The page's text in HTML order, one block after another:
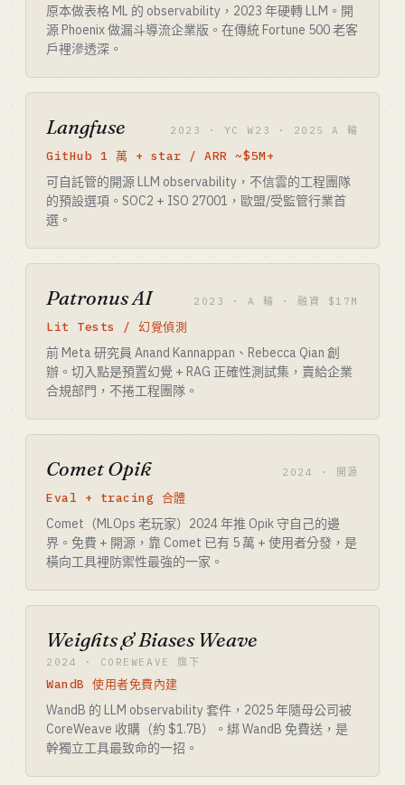
原本做表格 ML 的 observability，2023 年硬轉 LLM。開
源 Phoenix 做漏斗導流企業版。在傳統 Fortune 500 老客
戶裡滲透深。
Langfuse 2023 · YC W23 · 2025 A 輪
GitHub 1 萬 + star / ARR ~$5M+
可自託管的開源 LLM observability，不信雲的工程團隊
的預設選項。SOC2 + ISO 27001，歐盟/受監管行業首
選。
Patronus AI 2023 · A 輪 · 融資 $17M
Lit Tests / 幻覺偵測
前 Meta 研究員 Anand Kannappan、Rebecca Qian 創
辦。切入點是預置幻覺 + RAG 正確性測試集，賣給企業
合規部門，不捲工程團隊。
Comet Opik 2024 · 開源
Eval + tracing 合體
Comet（MLOps 老玩家）2024 年推 Opik 守自己的邊
界。免費 + 開源，靠 Comet 已有 5 萬 + 使用者分發，是
橫向工具裡防禦性最強的一家。
Weights & Biases Weave
2024 · COREWEAVE 旗下
WandB 使用者免費內建
WandB 的 LLM observability 套件，2025 年隨母公司被
CoreWeave 收購（約 $1.7B）。綁 WandB 免費送，是
幹獨立工具最致命的一招。